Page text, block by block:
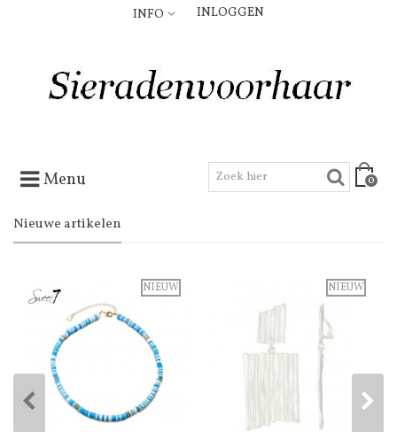
INFO INLOGGEN
Menu 0
Nieuwe artikelen
NIEUW NIEUW